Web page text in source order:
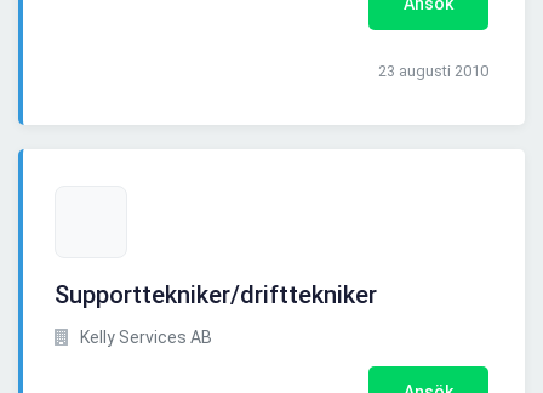
Ansök
23 augusti 2010
Supporttekniker/drifttekniker
Kelly Services AB